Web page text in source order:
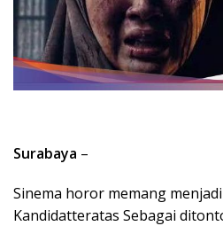
Surabaya –
Sinema horor memang
Kandidatteratas Sebagai